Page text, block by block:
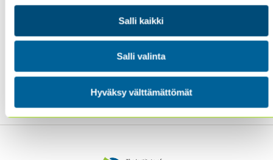
Salli kaikki
Salli valinta
Hyväksy välttämättömät
ammattimaisessa sisäisessä tarkastamisessa.
liity nyt– pääset käsiksi
lehden kiinnostavaan sisältöön sekä muihin